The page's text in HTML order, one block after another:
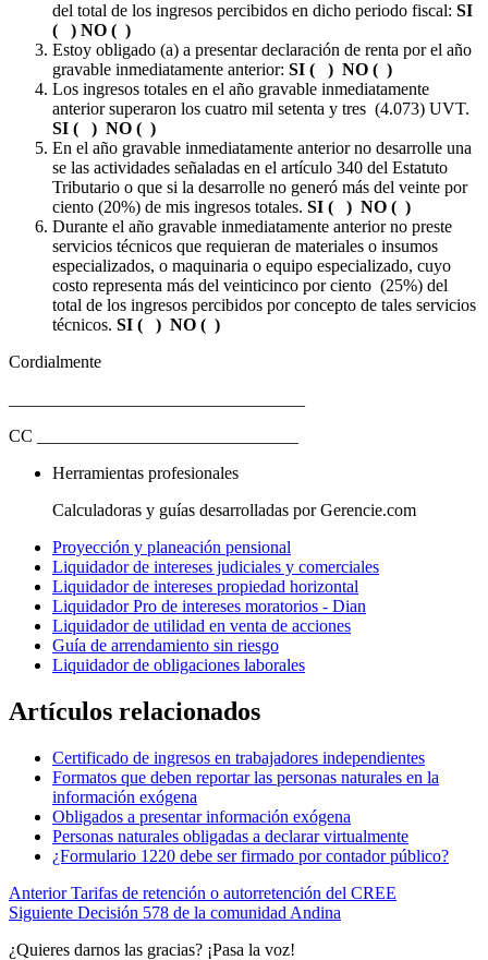
del total de los ingresos percibidos en dicho periodo fiscal: SI
( ) NO ( )
Estoy obligado (a) a presentar declaración de renta por el año
gravable inmediatamente anterior: SI ( ) NO ( )
Los ingresos totales en el año gravable inmediatamente
anterior superaron los cuatro mil setenta y tres (4.073) UVT.
SI ( ) NO ( )
En el año gravable inmediatamente anterior no desarrolle una
se las actividades señaladas en el artículo 340 del Estatuto
Tributario o que si la desarrolle no generó más del veinte por
ciento (20%) de mis ingresos totales. SI ( ) NO ( )
Durante el año gravable inmediatamente anterior no preste
servicios técnicos que requieran de materiales o insumos
especializados, o maquinaria o equipo especializado, cuyo
costo representa más del veinticinco por ciento (25%) del
total de los ingresos percibidos por concepto de tales servicios
técnicos. SI ( ) NO ( )
Cordialmente
CC ______________________________
Herramientas profesionales
Calculadoras y guías desarrolladas por Gerencie.com
Proyección y planeación pensional
Liquidador de intereses judiciales y comerciales
Liquidador de intereses propiedad horizontal
Liquidador Pro de intereses moratorios - Dian
Liquidador de utilidad en venta de acciones
Guía de arrendamiento sin riesgo
Liquidador de obligaciones laborales
Artículos relacionados
Certificado de ingresos en trabajadores independientes
Formatos que deben reportar las personas naturales en la
información exógena
Obligados a presentar información exógena
Personas naturales obligadas a declarar virtualmente
¿Formulario 1220 debe ser firmado por contador público?
Anterior Tarifas de retención o autorretención del CREE
Siguiente Decisión 578 de la comunidad Andina
¿Quieres darnos las gracias? ¡Pasa la voz!